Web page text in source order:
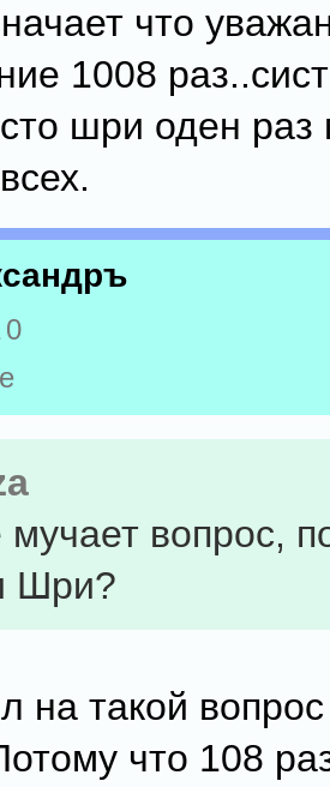
что
1008
шри оден
вопрос,
Шри?
на такой
что 108